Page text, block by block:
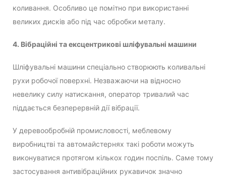
коливання. Особливо це помітно при використанні
великих дисків або під час обробки металу.
4. Вібраційні та ексцентрикові шліфувальні машини
Шліфувальні машини спеціально створюють коливальні
рухи робочої поверхні. Незважаючи на відносно
невелику силу натискання, оператор тривалий час
піддається безперервній дії вібрації.
У деревообробній промисловості, меблевому
виробництві та автомайстернях такі роботи можуть
виконуватися протягом кількох годин поспіль. Саме тому
застосування антивібраційних рукавичок значно